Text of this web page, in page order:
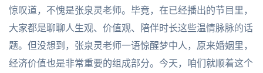
惊叹道，不愧是张泉灵老师。毕竟，在已经播出的节目里，
大家都是聊聊人生观、价值观、陪伴时长这些温情脉脉的话
题。但没想到，张泉灵老师一语惊醒梦中人，原来婚姻里，
经济价值也是非常重要的组成部分。今天，咱们就顺着这个